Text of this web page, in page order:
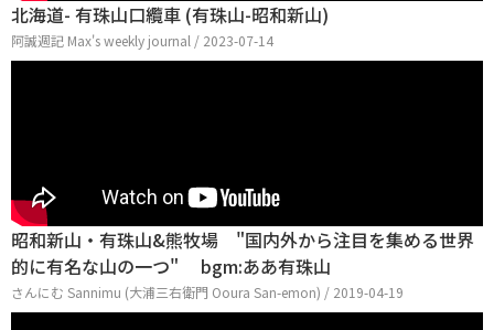
北海道- 有珠山口纜車 (有珠山-昭和新山)
阿誠週記 Max's weekly journal / 2023-07-14
昭和新山・有珠山&熊牧場 "国内外から注目を集める世界
的に有名な山の一つ" bgm:ああ有珠山
さんにむ Sannimu (大浦三右衛門 Ooura San-emon) / 2019-04-19